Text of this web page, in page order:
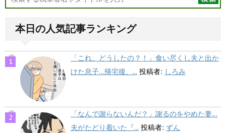
本日の人気記事ランキング
「これ、どうしたの？！」食い尽くし夫と出か
けた息子…帰宅後、... 投稿者: しろみ
「なんで謝らないんだ？」謝るのをやめた妻…
夫がたどり着いた『... 投稿者: ずん